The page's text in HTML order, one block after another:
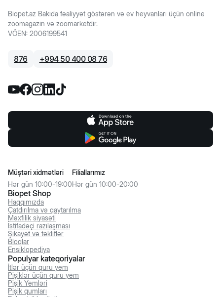
Biopet.az Bakıda fəaliyyət göstərən və ev heyvanları üçün online
zoomagazin və zoomarketdir.
VÖEN: 2006199541
876 +994 50 400 08 76
Biopet Shop
Haqqımızda
Çatdırılma və qaytarılma
Məxfilik siyasəti
İstifadəçi razılaşması
Şikayət və təkliflər
Bloqlar
Ensiklopediya
Müştəri xidmətləri
Hər gün 10:00-19:00
Filiallarımız
Hər gün 10:00-20:00
Populyar kateqoriyalar
İtlər üçün quru yem
Pişiklər üçün quru yem
Pişik Yemləri
Pişik qumları